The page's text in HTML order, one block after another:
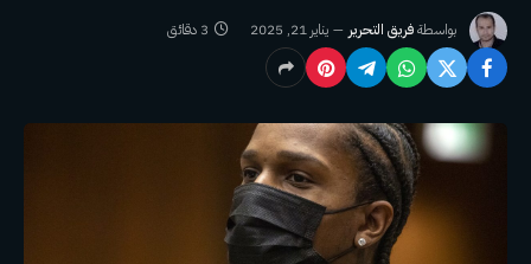
بواسطةفريق التحرير يناير 21, 2025 3 دقائق